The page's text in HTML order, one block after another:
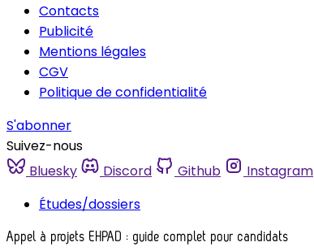
Contacts
Publicité
Mentions légales
CGV
Politique de confidentialité
S'abonner
Suivez-nous
Bluesky
Discord Github Instagram
Études/dossiers
Appel à projets EHPAD : guide complet pour candidats